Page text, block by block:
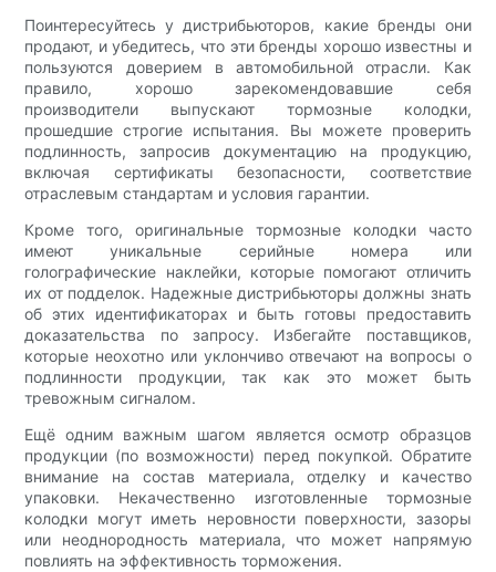
Поинтересуйтесь у дистрибьюторов, какие бренды они
продают, и убедитесь, что эти бренды хорошо известны и
пользуются доверием в автомобильной отрасли. Как
правило, хорошо зарекомендовавшие себя
производители выпускают тормозные колодки,
прошедшие строгие испытания. Вы можете проверить
подлинность, запросив документацию на продукцию,
включая сертификаты безопасности, соответствие
отраслевым стандартам и условия гарантии.
Кроме того, оригинальные тормозные колодки часто
имеют уникальные серийные номера или
голографические наклейки, которые помогают отличить
их от подделок. Надежные дистрибьюторы должны знать
об этих идентификаторах и быть готовы предоставить
доказательства по запросу. Избегайте поставщиков,
которые неохотно или уклончиво отвечают на вопросы о
подлинности продукции, так как это может быть
тревожным сигналом.
Ещё одним важным шагом является осмотр образцов
продукции (по возможности) перед покупкой. Обратите
внимание на состав материала, отделку и качество
упаковки. Некачественно изготовленные тормозные
колодки могут иметь неровности поверхности, зазоры
или неоднородность материала, что может напрямую
повлиять на эффективность торможения.